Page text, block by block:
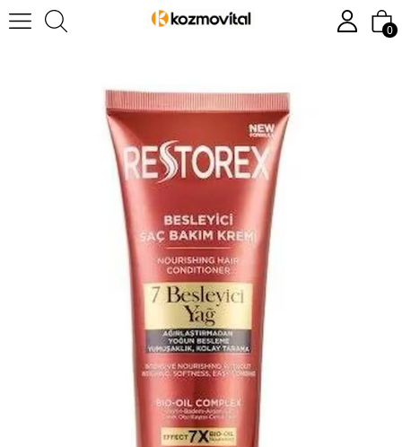
0
Anasayfa Saç Kremi Restorex Besleyici Saç Bakım Kremi 250 ml